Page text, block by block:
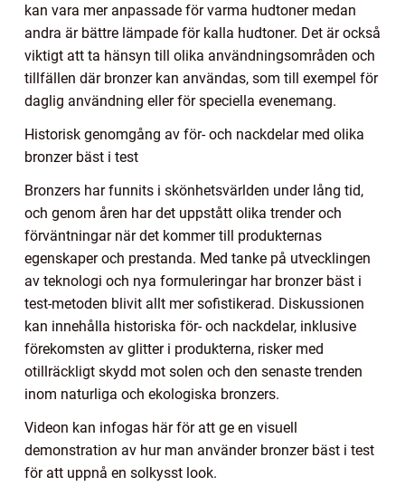
kan vara mer anpassade för varma hudtoner medan
andra är bättre lämpade för kalla hudtoner. Det är också
viktigt att ta hänsyn till olika användningsområden och
tillfällen där bronzer kan användas, som till exempel för
daglig användning eller för speciella evenemang.
Historisk genomgång av för- och nackdelar med olika
bronzer bäst i test
Bronzers har funnits i skönhetsvärlden under lång tid,
och genom åren har det uppstått olika trender och
förväntningar när det kommer till produkternas
egenskaper och prestanda. Med tanke på utvecklingen
av teknologi och nya formuleringar har bronzer bäst i
test-metoden blivit allt mer sofistikerad. Diskussionen
kan innehålla historiska för- och nackdelar, inklusive
förekomsten av glitter i produkterna, risker med
otillräckligt skydd mot solen och den senaste trenden
inom naturliga och ekologiska bronzers.
Videon kan infogas här för att ge en visuell
demonstration av hur man använder bronzer bäst i test
för att uppnå en solkysst look.